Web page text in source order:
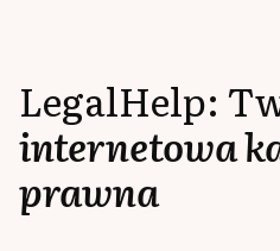
LegalHelp:
internetowa
prawna